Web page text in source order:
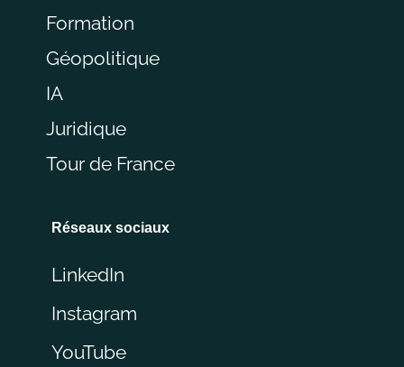
Formation
Géopolitique
IA
Juridique
Tour de France
Réseaux sociaux
LinkedIn
Instagram
YouTube